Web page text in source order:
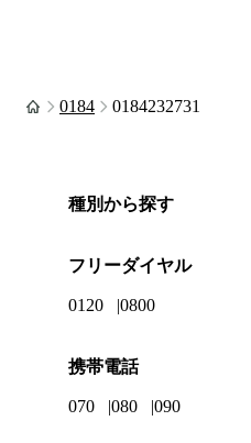
0184 0184232731
種別から探す
フリーダイヤル
0120 0800
携帯電話
070 080 090